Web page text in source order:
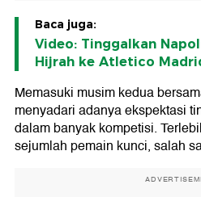
Baca juga:
Video: Tinggalkan
Hijrah ke Atletico
Memasuki musim kedua
menyadari adanya ekspektasi
dalam banyak kompetisi.
sejumlah pemain kunci, salah